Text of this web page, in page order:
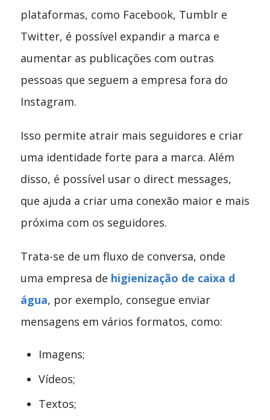
plataformas, como Facebook, Tumblr e
Twitter, é possível expandir a marca e
aumentar as publicações com outras
pessoas que seguem a empresa fora do
Instagram.
Isso permite atrair mais seguidores e criar
uma identidade forte para a marca. Além
disso, é possível usar o direct messages,
que ajuda a criar uma conexão maior e mais
próxima com os seguidores.
Trata-se de um fluxo de conversa, onde
uma empresa de higienização de caixa d
água, por exemplo, consegue enviar
mensagens em vários formatos, como:
Imagens;
Vídeos;
Textos;